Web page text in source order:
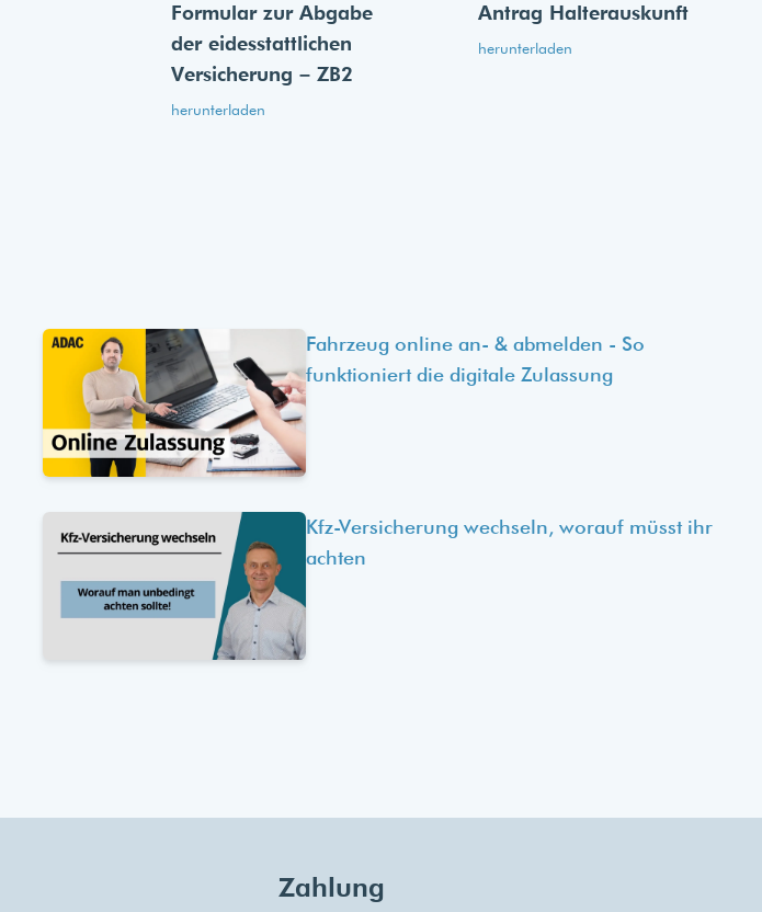
Formular zur Abgabe
der eides­stattlichen
Versicherung – ZB2
herunterladen
Antrag Halterauskunft
herunterladen
Fahrzeug online an- & abmelden - So
funktioniert die digitale Zulassung
Kfz-Versicherung wechseln, worauf müsst ihr
achten
Zahlung